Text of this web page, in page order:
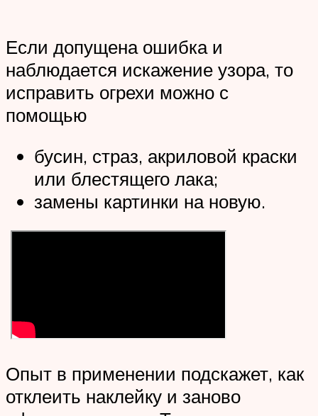
Если допущена ошибка и
наблюдается искажение узора, то
исправить огрехи можно с
помощью
бусин, страз, акриловой краски
или блестящего лака;
замены картинки на новую.
Опыт в применении подскажет, как
отклеить наклейку и заново